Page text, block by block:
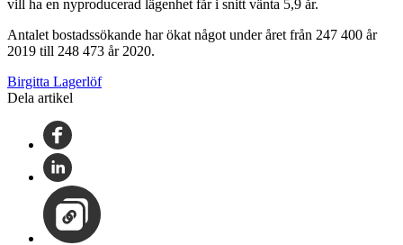
vill ha en nyproducerad lägenhet får i snitt vänta 5,9 år.
Antalet bostadssökande har ökat något under året från 247 400 år
2019 till 248 473 år 2020.
Birgitta Lagerlöf
Dela artikel